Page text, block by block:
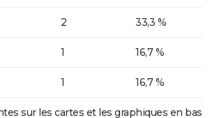
2 33,3 %
1 16,7 %
1 16,7 %
sur les cartes et les graphiques en bas